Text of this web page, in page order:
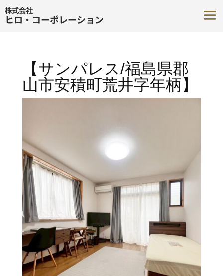
株式会社
ヒロ・コーポレーション
【サンパレス/福島県郡
山市安積町荒井字年柄】